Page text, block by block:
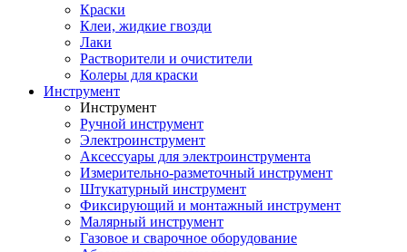
Краски
Клеи, жидкие гвозди
Лаки
Растворители и очистители
Колеры для краски
Инструмент
Инструмент
Ручной инструмент
Электроинструмент
Аксессуары для электроинструмента
Измерительно-разметочный инструмент
Штукатурный инструмент
Фиксирующий и монтажный инструмент
Малярный инструмент
Газовое и сварочное оборудование